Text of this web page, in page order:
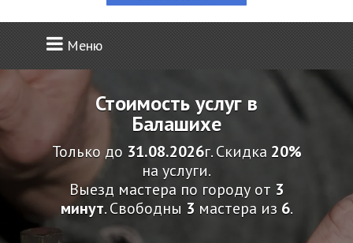
Меню
Стоимость услуг в
Балашихе
Только до 31.08.2026г. Скидка 20%
на услуги.
Выезд мастера по городу от 3
минут. Свободны 3 мастера из 6.